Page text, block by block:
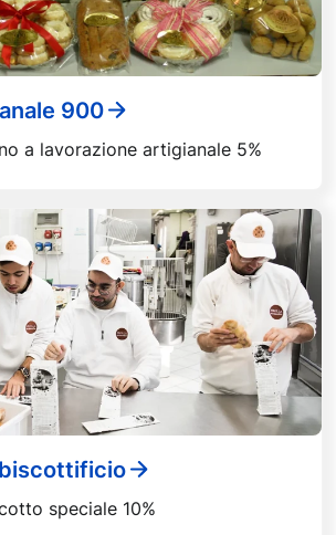
900
a lavorazione artigianale 5%
speciale 10%